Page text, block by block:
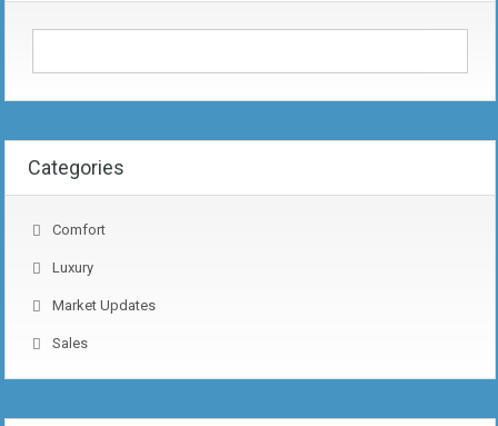
Categories
Comfort
Luxury
Market Updates
Sales